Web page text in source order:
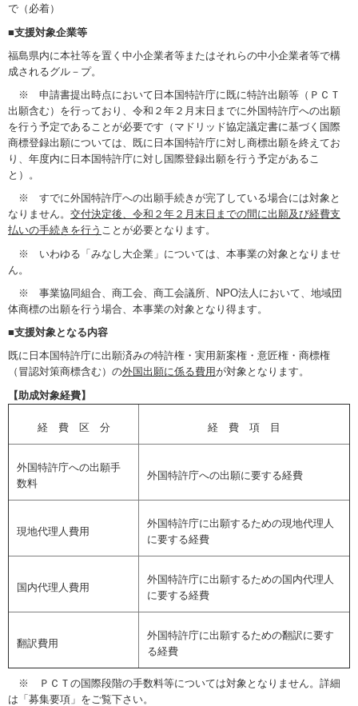
で（必着）
■支援対象企業等
福島県内に本社等を置く中小企業者等またはそれらの中小企業者等で構
成されるグル－プ。
※ 申請書提出時点において日本国特許庁に既に特許出願等（ＰＣＴ
出願含む）を行っており、令和２年２月末日までに外国特許庁への出願
を行う予定であることが必要です（マドリッド協定議定書に基づく国際
商標登録出願については、既に日本国特許庁に対し商標出願を終えてお
り、年度内に日本国特許庁に対し国際登録出願を行う予定があるこ
と）。
※ すでに外国特許庁への出願手続きが完了している場合には対象と
なりません。 交付決定後、令和２年２月末日までの間に出願及び経費支
払いの手続きを行う ことが必要となります。
※ いわゆる「みなし大企業」については、本事業の対象となりませ
ん。
※ 事業協同組合、商工会、商工会議所、NPO法人において、地域団
体商標の出願を行う場合、本事業の対象となり得ます。
■支援対象となる内容
既に日本国特許庁に出願済みの特許権・実用新案権・意匠権・商標権
（冒認対策商標含む）の外国出願に係る費用が対象となります。
【助成対象経費】
経 費 区 分 経 費 項 目
外国特許庁への出願手
数料
外国特許庁への出願に要する経費
現地代理人費用
外国特許庁に出願するための現地代理人
に要する経費
国内代理人費用
外国特許庁に出願するための国内代理人
に要する経費
翻訳費用
外国特許庁に出願するための翻訳に要す
る経費
※ ＰＣＴの国際段階の手数料等については対象となりません。詳細
は「募集要項」をご覧下さい。